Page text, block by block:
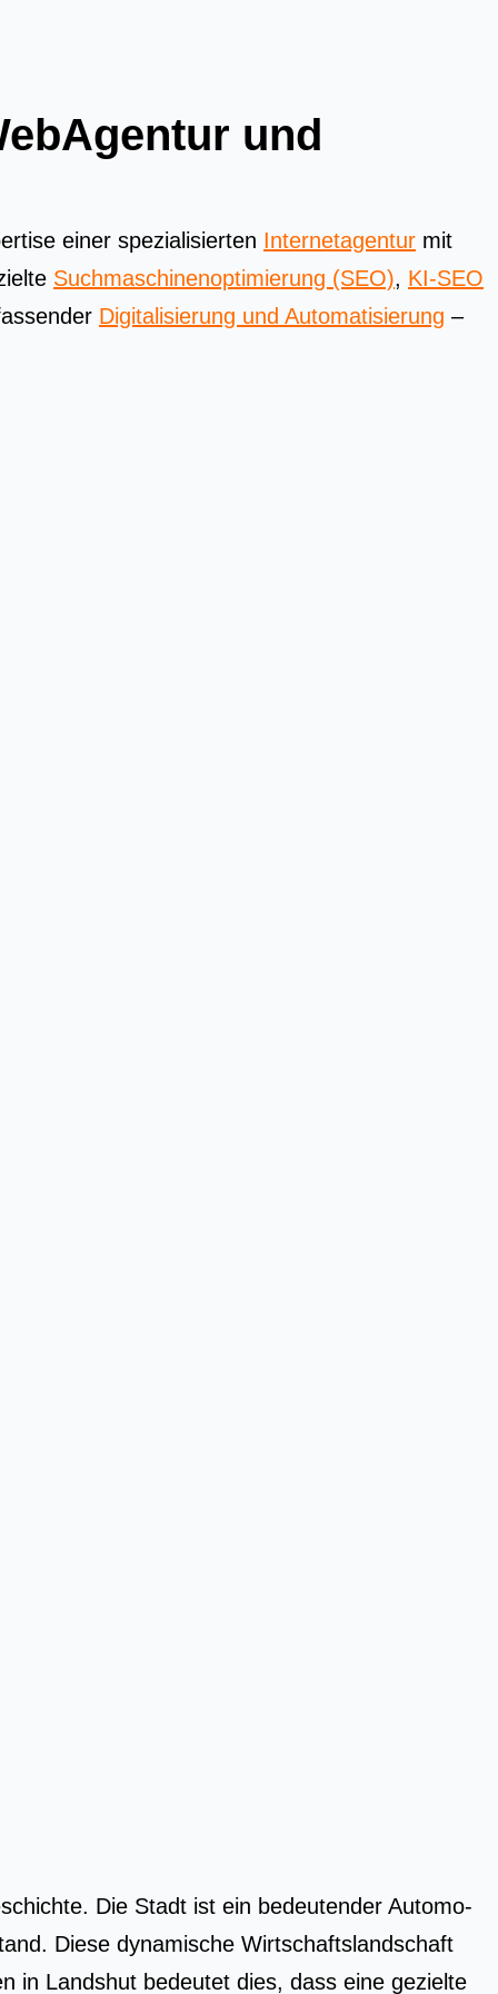
und
einer spezialisierten Internetagentur mit
Suchmaschinenoptimierung (SEO), KI-SEO
Digitalisierung und Automatisierung –
Die Stadt ist ein bedeu­ten­der Auto­mo­
Die­se dyna­mi­sche Wirt­schafts­land­schaft
in Lands­hut bedeu­tet dies, dass eine geziel­te